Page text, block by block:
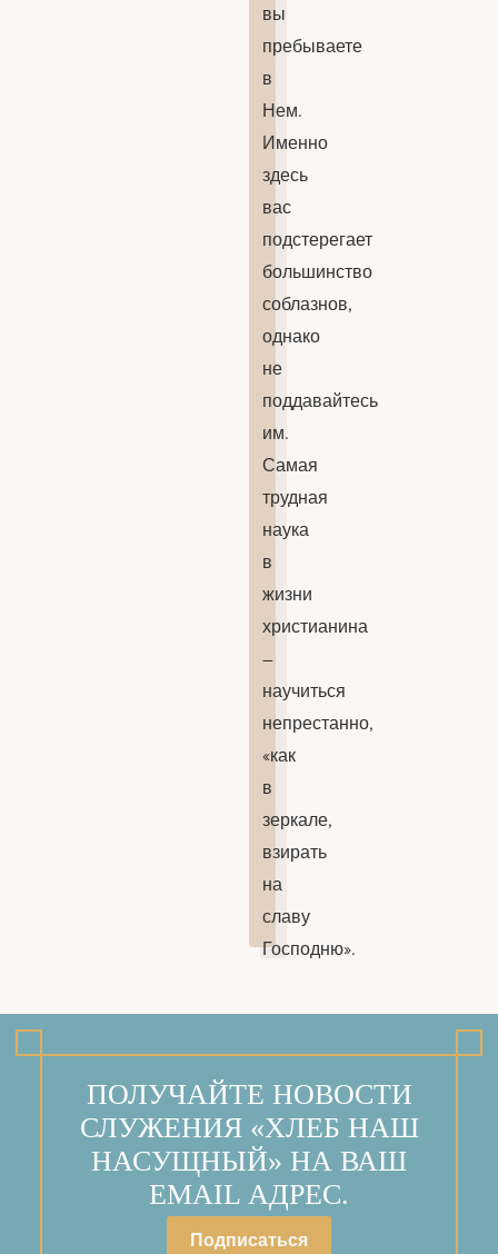
вы
пребываете
в
Нем.
Именно
здесь
вас
подстерегает
большинство
соблазнов,
однако
не
поддавайтесь
им.
Самая
трудная
наука
в
жизни
христианина
–
научиться
непрестанно,
«как
в
зеркале,
взирать
на
славу
Господню».
ПОЛУЧАЙТЕ НОВОСТИ
СЛУЖЕНИЯ «ХЛЕБ НАШ
НАСУЩНЫЙ» НА ВАШ
EMAIL АДРЕС.
Подписаться